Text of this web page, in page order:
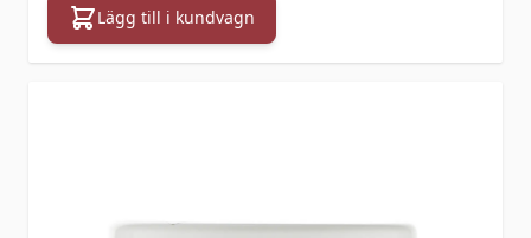
Lägg till i kundvagn